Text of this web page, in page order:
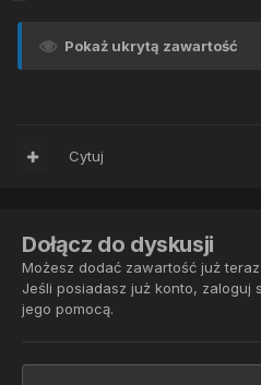
Pokaż ukrytą zawartość
Cytuj
Dołącz do dyskusji
Możesz dodać zawartość już
Jeśli posiadasz już konto, zaloguj
jego pomocą.